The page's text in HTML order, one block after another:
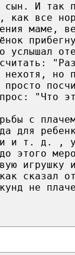
И так
как все
маме,
услышал
считать:
нехотя, но
"Что
с
для
и т. д. ,
этого
игрушку
сказал
не